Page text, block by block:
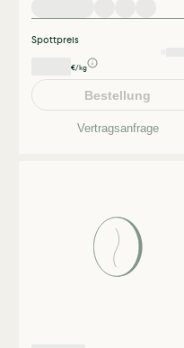
Spottpreis
€/kg
Bestellung
Vertragsanfrage